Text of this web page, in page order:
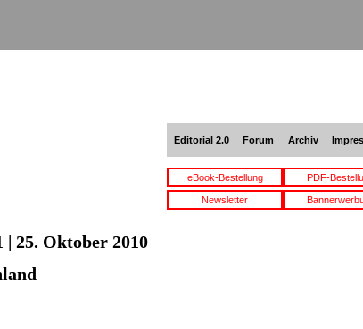
Editorial 2.0 Forum Archiv
eBook-Bestellung PDF-
Newsletter
| 25. Oktober 2010